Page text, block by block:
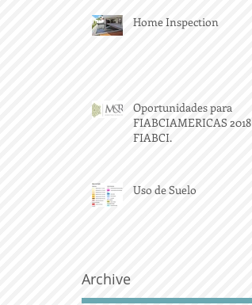
Home Inspection
Oportunidades para
FIABCIAMERICAS 2018
FIABCI.
Uso de Suelo
Archive